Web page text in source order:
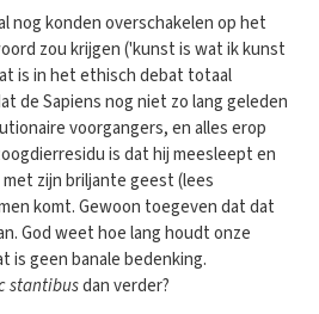
nog konden overschakelen op het
zou krijgen ('kunst is wat ik kunst
is in het ethisch debat totaal
de Sapiens nog niet zo lang geleden
voorgangers, en alles erop
is dat hij meesleept en
zijn briljante geest (lees
komt. Gewoon toegeven dat dat
God weet hoe lang houdt onze
is geen banale bedenking.
stantibusdan verder?